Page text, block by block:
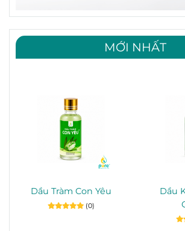
MỚI NHẤT
Dầu Tràm Con Yêu
(0)
Dầu